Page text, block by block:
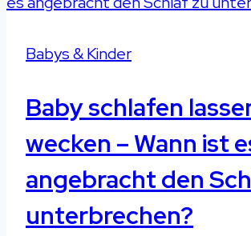
Babys & Kinder
Baby schlafen
wecken – Wann ist
angebracht den
unterbrechen?